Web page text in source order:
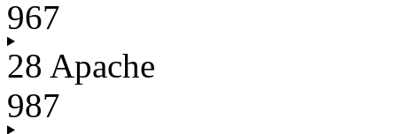
967
28 Apache
987